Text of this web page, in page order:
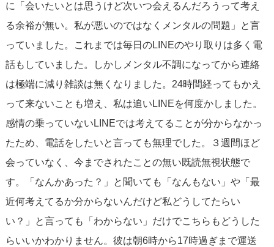
に「会いたいとは思うけど次いつ会えるんだろうって考え
る余裕が無い。私が悪いのではなくメンタルの問題」と言
っていました。これまでは毎日のLINEのやり取りは多く電
話もしていました。しかしメンタル不調になってから連絡
は極端に減り雑談は無くなりました。24時間経ってもかえ
って来ないことも増え、私は追いLINEを何度かしました。
感情の乗っていないLINEでは考えてることが分からなかっ
たため、電話をしたいと言っても無理でした。３週間ほど
会っていなく、今までされたことの無い既読無視状態で
す。「なんかあった？」と聞いても「なんもない」や「最
近何考えてるか分からないんだけど私どうしてたらい
い？」と言っても「わからない」だけでこちらもどうした
らいいかわかりません。彼は朝6時から17時過ぎまで運送